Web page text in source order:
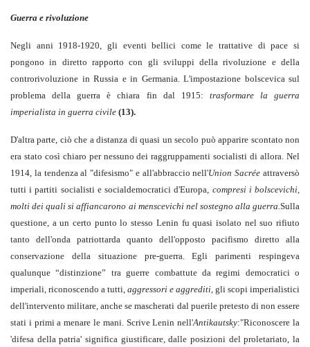
Guerra e rivoluzione
Negli anni 1918-1920, gli eventi bellici come le trattative di pace si
pongono in diretto rapporto con gli sviluppi della rivoluzione e della
controrivoluzione in Russia e in Germania. L'impostazione bolscevica sul
problema della guerra è chiara fin dal 1915: trasformare la guerra
imperialista in guerra civile (13).
D'altra parte, ciò che a distanza di quasi un secolo può apparire scontato non
era stato così chiaro per nessuno dei raggruppamenti socialisti di allora. Nel
1914, la tendenza al "difesismo" e all'abbraccio nell'Union Sacrée attraversò
tutti i partiti socialisti e socialdemocratici d'Europa, compresi i bolscevichi,
molti dei quali si affiancarono ai menscevichi nel sostegno alla guerra.Sulla
questione, a un certo punto lo stesso Lenin fu quasi isolato nel suo rifiuto
tanto dell'onda patriottarda quanto dell'opposto pacifismo diretto alla
conservazione della situazione pre-guerra. Egli parimenti respingeva
qualunque “distinzione” tra guerre combattute da regimi democratici o
imperiali, riconoscendo a tutti, aggressori e aggrediti, gli scopi imperialistici
dell'intervento militare, anche se mascherati dal puerile pretesto di non essere
stati i primi a menare le mani. Scrive Lenin nell'Antikautsky:"Riconoscere la
'difesa della patria' significa giustificare, dalle posizioni del proletariato, la